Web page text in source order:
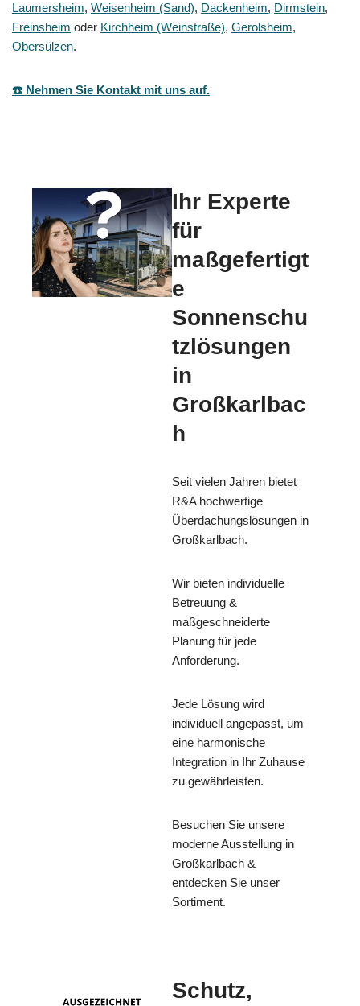
Laumersheim, Weisenheim (Sand), Dackenheim, Dirmstein,
Freinsheim oder Kirchheim (Weinstraße), Gerolsheim,
Obersülzen.
☎️ Nehmen Sie Kontakt mit uns auf.
Ihr Experte
für
maßgefertigt
e
Sonnenschu
tzlösungen
in
Großkarlbac
h
Seit vielen Jahren bietet
R&A hochwertige
Überdachungslösungen in
Großkarlbach.
Wir bieten individuelle
Betreuung &
maßgeschneiderte
Planung für jede
Anforderung.
Jede Lösung wird
individuell angepasst, um
eine harmonische
Integration in Ihr Zuhause
zu gewährleisten.
Besuchen Sie unsere
moderne Ausstellung in
Großkarlbach &
entdecken Sie unser
Sortiment.
Schutz,